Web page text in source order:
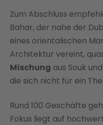
Zum Abschluss
Bahar, der nahe der
eines orientalischen
Architektur vereint,
Mischung aus Souk
die sich nicht für ein
Rund 100 Geschäfte
Fokus liegt auf